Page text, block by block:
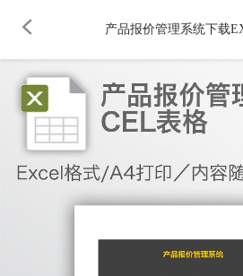
产品报价管理系统下载